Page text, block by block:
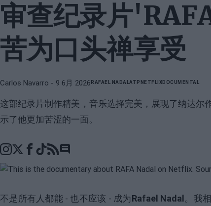
审查纪录片
苦为口头禅享受
Carlos Navarro - 9 6月 2026 RAFAEL NADALATP NETFLIXDOCUMENTAL
这部纪录片制作精美，音乐选择完美，展现了纳达尔
示了他更加苦涩的一面。
Go to comments section
不是所有人都能 - 也不应该 - 成为Rafael Nadal。我